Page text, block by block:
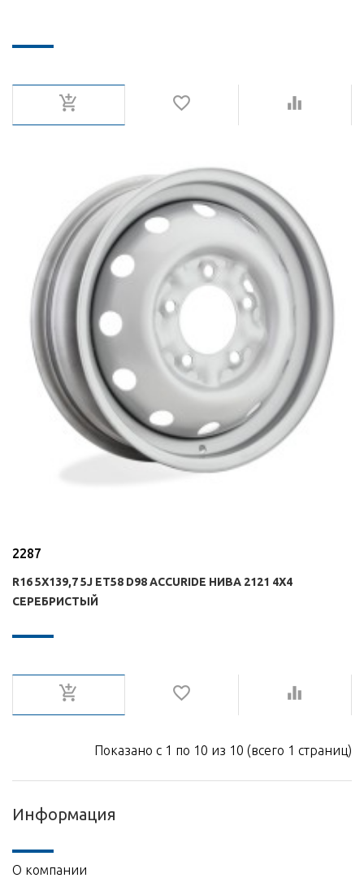
2287
R16 5X139,7 5J ET58 D98 ACCURIDE НИВА 2121 4Х4
СЕРЕБРИСТЫЙ
Показано с 1 по 10 из 10 (всего 1 страниц)
Информация
О компании